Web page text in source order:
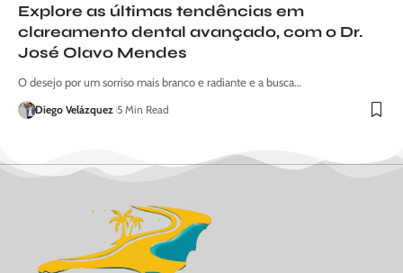
Explore as últimas tendências em
clareamento dental avançado, com o Dr.
José Olavo Mendes
O desejo por um sorriso mais branco e radiante e a busca…
Diego Velázquez 5 Min Read